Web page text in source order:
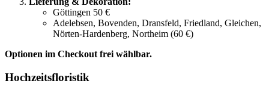
Göttingen 50 €
Adelebsen, Bovenden, Dransfeld, Friedland, Gleichen,
Nörten-Hardenberg, Northeim (60 €)
Optionen im Checkout frei wählbar.
Hochzeitsfloristik